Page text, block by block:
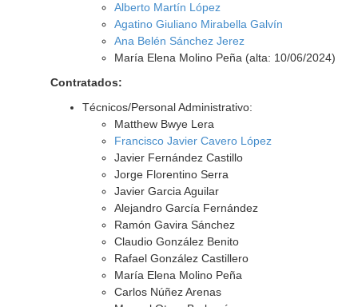
Alberto Martín López
Agatino Giuliano Mirabella Galvín
Ana Belén Sánchez Jerez
María Elena Molino Peña (alta: 10/06/2024)
Contratados:
Técnicos/Personal Administrativo:
Matthew Bwye Lera
Francisco Javier Cavero López
Javier Fernández Castillo
Jorge Florentino Serra
Javier Garcia Aguilar
Alejandro García Fernández
Ramón Gavira Sánchez
Claudio González Benito
Rafael González Castillero
María Elena Molino Peña
Carlos Núñez Arenas